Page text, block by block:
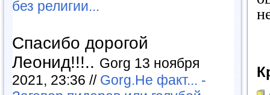
без религии...
Спасибо дорогой
Леонид!!!.. Gorg 13 ноября
2021, 23:36 // Gorg.Не факт... -